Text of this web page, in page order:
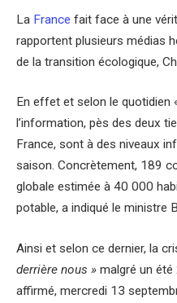
La France fait face à une
rapportent plusieurs médias
de la transition écologique,
En effet et selon le quotidien
l’information, pès des deux
France, sont à des niveaux
saison. Concrètement, 189
globale estimée à 40 000
potable, a indiqué le ministre
Ainsi et selon ce dernier, la
derrière nous » malgré un
affirmé, mercredi 13